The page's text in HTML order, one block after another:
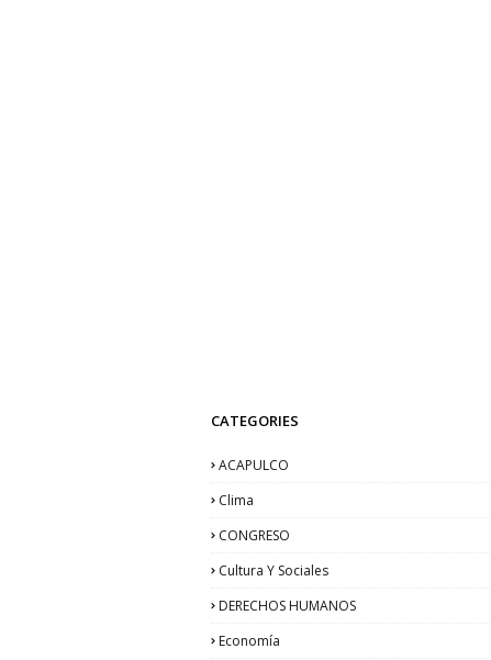
CATEGORIES
ACAPULCO
Clima
CONGRESO
Cultura Y Sociales
DERECHOS HUMANOS
Economía